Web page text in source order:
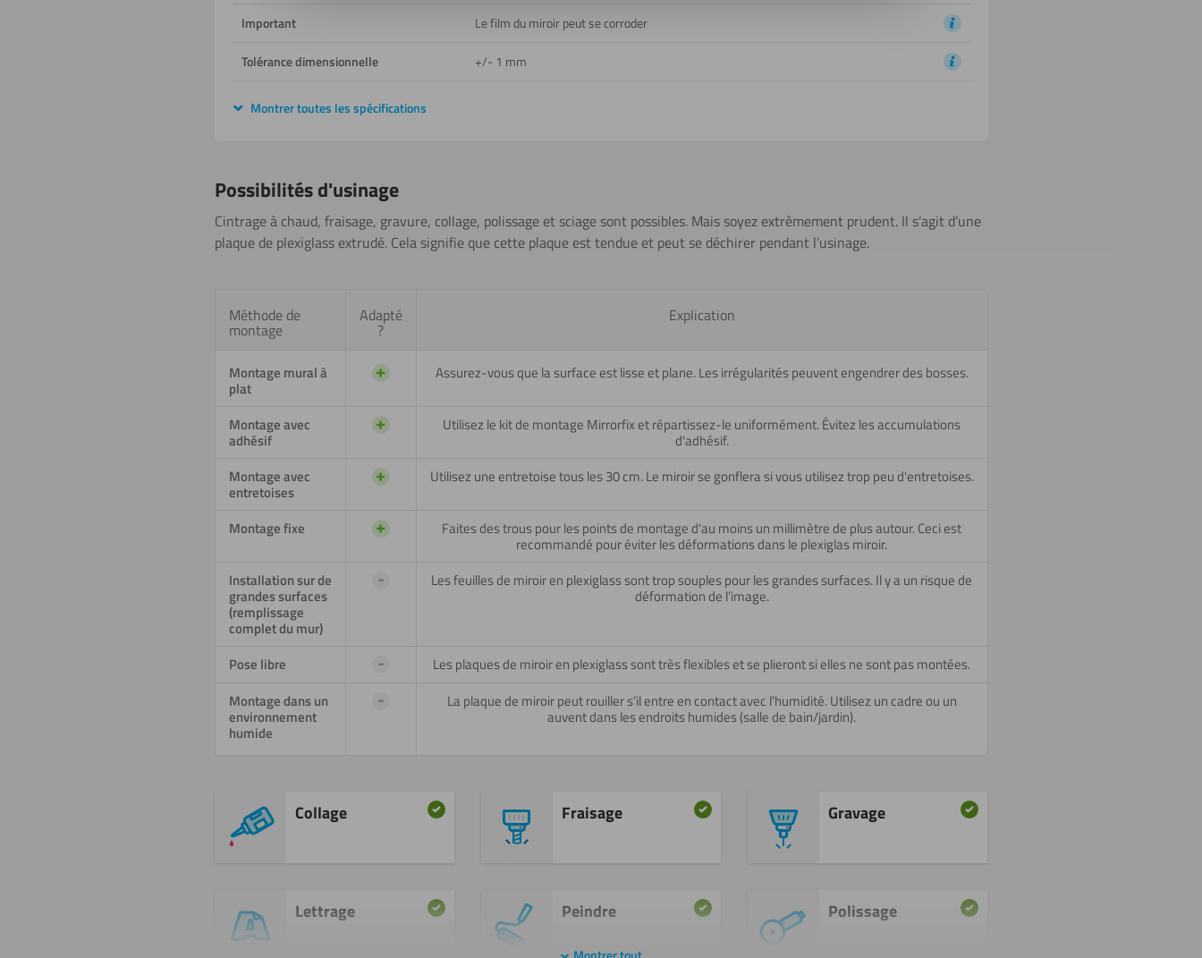
Important Le film du miroir peut se corroder
Tolérance dimensionnelle +/- 1 mm
Montrer toutes les spécifications
Possibilités d'usinage
Cintrage à chaud, fraisage, gravure, collage, polissage et sciage sont possibles. Mais soyez extrêmement prudent. Il s’agit d’une
plaque de plexiglass extrudé. Cela signifie que cette plaque est tendue et peut se déchirer pendant l’usinage.
Méthode de
montage
Adapté
?
Explication
Montage mural à
plat
+ Assurez-vous que la surface est lisse et plane. Les irrégularités peuvent engendrer des bosses.
Montage avec
adhésif
+ Utilisez le kit de montage Mirrorfix et répartissez-le uniformément. Évitez les accumulations
d'adhésif.
Montage avec
entretoises
+ Utilisez une entretoise tous les 30 cm. Le miroir se gonflera si vous utilisez trop peu d'entretoises.
Montage fixe + Faites des trous pour les points de montage d'au moins un millimètre de plus autour. Ceci est
recommandé pour éviter les déformations dans le plexiglas miroir.
Installation sur de
grandes surfaces
(remplissage
complet du mur)
- Les feuilles de miroir en plexiglass sont trop souples pour les grandes surfaces. Il y a un risque de
déformation de l’image.
Pose libre -
Les plaques de miroir en plexiglass sont très flexibles et se plieront si elles ne sont pas montées.
Montage dans un
environnement
humide
- La plaque de miroir peut rouiller s’il entre en contact avec l'humidité. Utilisez un cadre ou un
auvent dans les endroits humides (salle de bain/jardin).
Collage Fraisage Gravage
Lettrage Peindre Polissage